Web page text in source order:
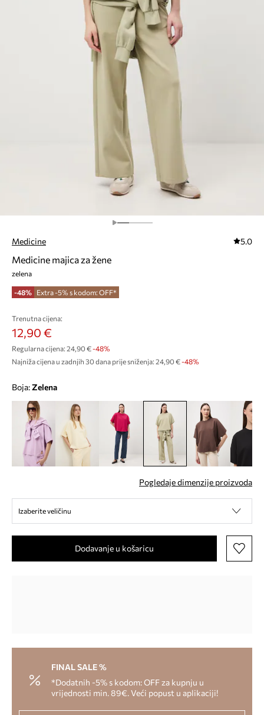
Medicine 5.0
Medicine majica za žene
zelena
-48% Extra -5% s kodom: OFF*
Trenutna cijena:
12,90 €
Regularna cijena: 24,90 €-48%
Najniža cijena u zadnjih 30 dana prije sniženja: 24,90 € -48%
Boja: zelena
Pogledaje dimenzije proizvoda
Izaberite veličinu
Dodavanje u košaricu
FINAL SALE %
*Dodatnih -5% s kodom: OFF za kupnju u
vrijednosti min. 89€. Veći popust u aplikaciji!